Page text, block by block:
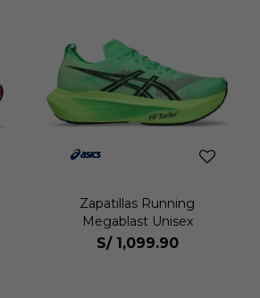
Zapatillas Running
Megablast Unisex
S/ 1,099.90